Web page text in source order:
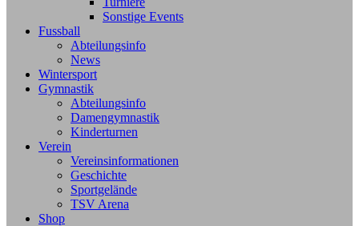
Sonstige Events
Fussball
Abteilungsinfo
News
Wintersport
Gymnastik
Abteilungsinfo
Damengymnastik
Kinderturnen
Verein
Vereinsinformationen
Geschichte
Sportgelände
TSV Arena
Shop